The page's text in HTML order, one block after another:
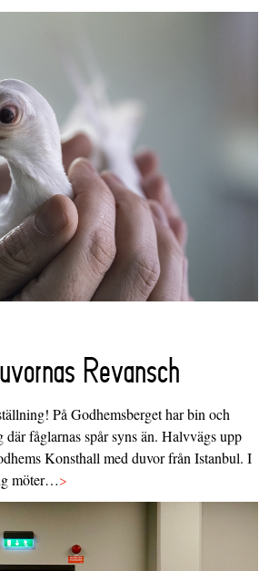
Revansch
På Godhemsberget har bin och
där fåglarnas spår syns än. Halvvägs upp
Konsthall med duvor från Istanbul. I
möter…>